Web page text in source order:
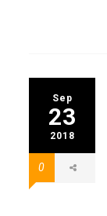
Sep
23
2018
0